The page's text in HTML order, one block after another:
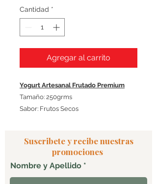
Cantidad *
Agregar al carrito
Yogurt Artesanal Frutado Premium
Tamaño: 250grms
Sabor: Frutos Secos
Suscribete y recibe nuestras
promociones
Nombre y Apellido